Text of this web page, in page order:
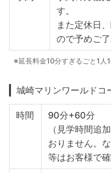
す。
また定休日
ので予めご了
※延長料金10分すぎるごと1人
城崎マリンワールドコ
時間
90分+60分
（見学時間追
おりません。
等はお客様で